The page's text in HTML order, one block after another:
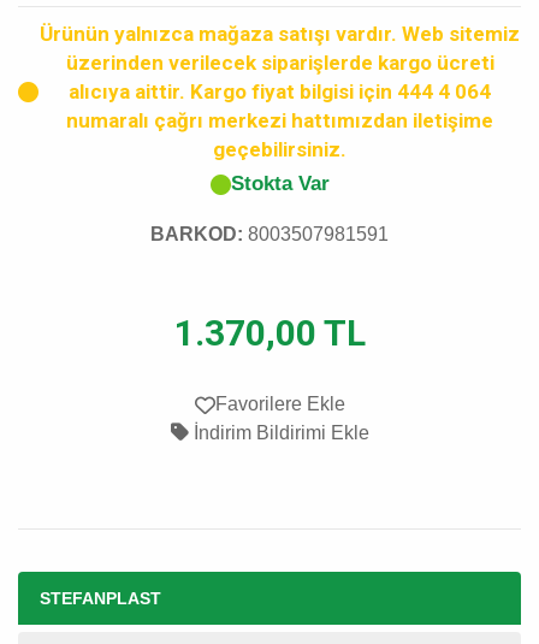
Ürünün yalnızca mağaza satışı vardır. Web sitemiz
üzerinden verilecek siparişlerde kargo ücreti
alıcıya aittir. Kargo fiyat bilgisi için 444 4 064
numaralı çağrı merkezi hattımızdan iletişime
geçebilirsiniz.
Stokta Var
BARKOD: 8003507981591
1.370,00 TL
Favorilere Ekle
İndirim Bildirimi Ekle
STEFANPLAST